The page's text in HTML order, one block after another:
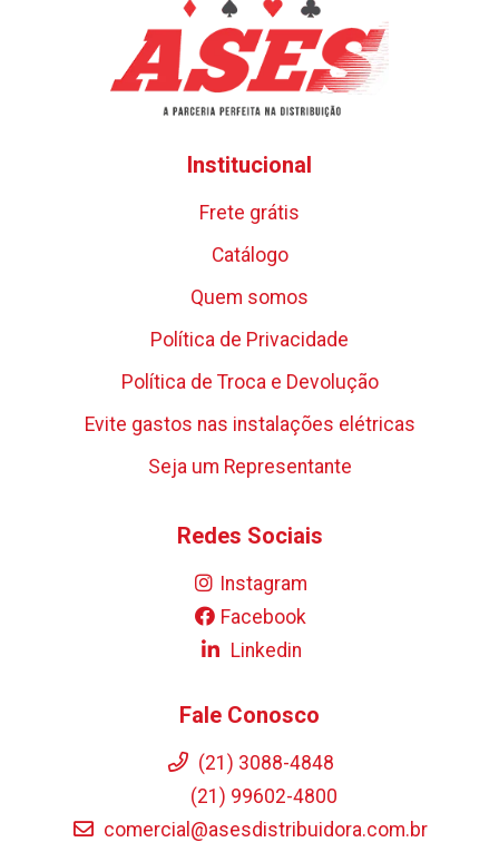
Institucional
Frete grátis
Catálogo
Quem somos
Política de Privacidade
Política de Troca e Devolução
Evite gastos nas instalações elétricas
Seja um Representante
Redes Sociais
Instagram
Facebook
Linkedin
Fale Conosco
(21) 3088-4848
(21) 99602-4800
comercial@asesdistribuidora.com.br